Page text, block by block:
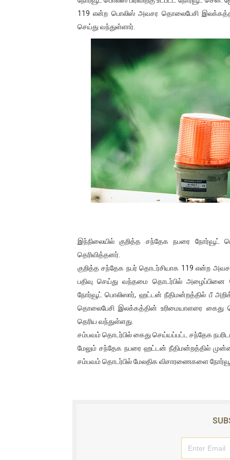
01/11/2021 Scotland ல்
பிரிட்டனால் கடத்தப்படும்
வர்ராரு...வர்ராரு... அண்ணாத்த
கைது செய்யப்பட்ட இளைஞன்
தடுப்பூசியை பெற்றுக்
சிறுமியை பாலியல்
பிரபல நடிகை தூக்கிட்டு
வடிவேலுவுக்கு நீதிமன்றம்
ஐ.நா முன்றலில் சீரற்ற
இளையராஜா – கமல் அவசர
ஜனாதிபதி ஐக்கிய
32 CM விநோத கன்றுக்குட்டி!
வலிமை தான் அஜித்
119 என்ற பொலிஸ் அவசர தொலைபேசி
செய்து வந்துள்ளார்.
இந்நிலையில் குறித்த சந்தேக நபரை நோர்வூட்
தெரிவித்தனர்.
குறித்த சந்தேக நபர் தொடர்சியாக 119 என்ற
பதிவு செய்து வந்தமை தொடர்பில்
நோர்வூட் பொலிஸார், ஹட்டன் நீதிமன்றத்தில் பீ
தொலைபேசி இலக்கத்தின் உரிமையாளரை கைது
தெரிய வந்துள்ளது.
சம்பவம் தொடர்பில் கைது செய்யப்பட்ட சந்தேக
மேலும் சந்தேக நபரை ஹட்டன் நீதிமன்றத்தில்
சம்பவம் தொடர்பில் மேலதிக விசாரணைகளை